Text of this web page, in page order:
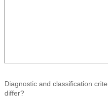
Diagnostic and classification
differ?